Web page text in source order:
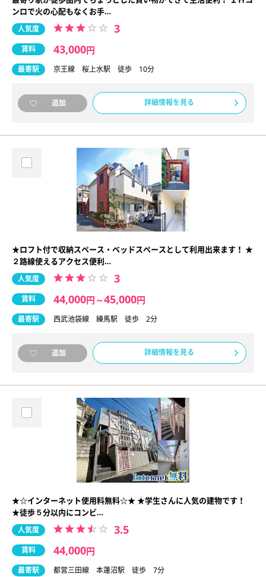
ンロで火の心配もなくお手…
人気度 3
賃料 43,000円
最寄駅 京王線 桜上水駅 徒歩 10分
追加 詳細情報を見る
★ロフト付で収納スペース・ベッドスペースとして利用出来ます！ ★
２路線使えるアクセス便利…
人気度 3
賃料 44,000円 ～45,000円
最寄駅 西武池袋線 練馬駅 徒歩 2分
追加 詳細情報を見る
★☆インターネット使用料無料☆★ ★学生さんに人気の建物です！
★徒歩５分以内にコンビ…
人気度 3.5
賃料 44,000円
最寄駅 都営三田線 本蓮沼駅 徒歩 7分